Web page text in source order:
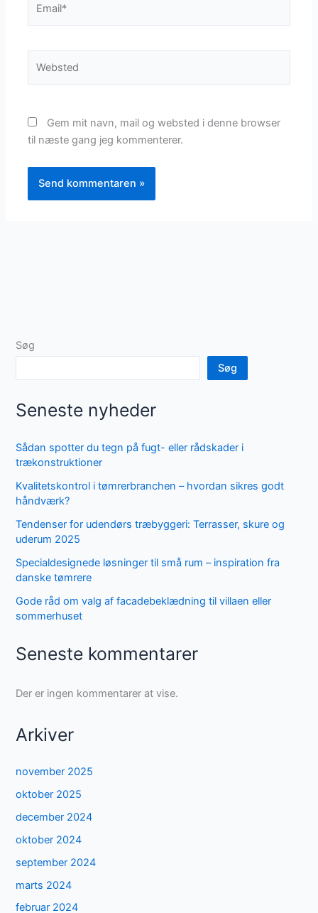
Gem mit navn, mail og websted i denne browser
til næste gang jeg kommenterer.
Søg
Søg
Seneste nyheder
Sådan spotter du tegn på fugt- eller rådskader i
trækonstruktioner
Kvalitetskontrol i tømrerbranchen – hvordan sikres godt
håndværk?
Tendenser for udendørs træbyggeri: Terrasser, skure og
uderum 2025
Specialdesignede løsninger til små rum – inspiration fra
danske tømrere
Gode råd om valg af facadebeklædning til villaen eller
sommerhuset
Seneste kommentarer
Der er ingen kommentarer at vise.
Arkiver
november 2025
oktober 2025
december 2024
oktober 2024
september 2024
marts 2024
februar 2024